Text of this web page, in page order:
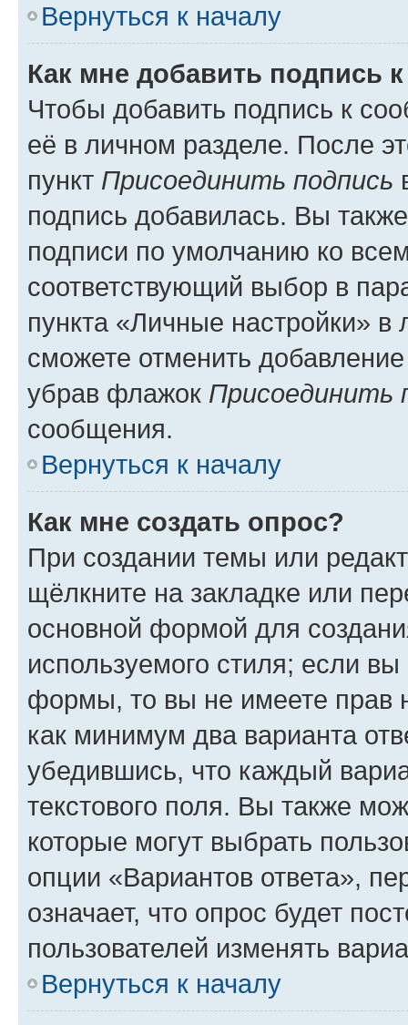
Вернуться к началу
Как мне добавить подпись
Чтобы добавить подпись к
её в личном разделе. После
пункт Присоединить подпись
подпись добавилась. Вы
подписи по умолчанию ко
соответствующий выбор в
пункта «Личные настройки»
сможете отменить
убрав флажок Присоединить
сообщения.
Вернуться к началу
Как мне создать опрос?
При создании темы или
щёлкните на закладке или
основной формой для
используемого стиля; если
формы, то вы не имеете прав
как минимум два варианта
убедившись, что каждый
текстового поля. Вы также
которые могут выбрать
опции «Вариантов ответа»,
означает, что опрос будет
пользователей изменять
Вернуться к началу